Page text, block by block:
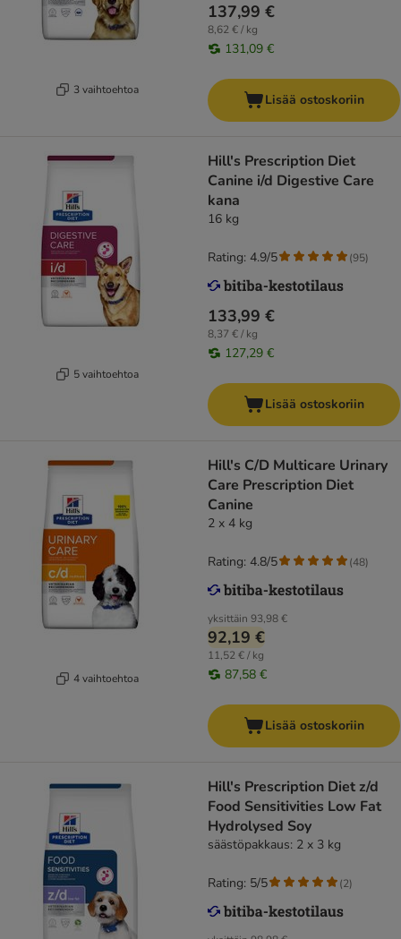
3 vaihtoehtoa
137,99 €
8,62 € / kg
131,09 €
Lisää ostoskoriin
5 vaihtoehtoa
Hill's Prescription Diet
Canine i/d Digestive Care
kana
16 kg
133,99 €
8,37 € / kg
127,29 €
Rating: 4.9/5 (95)
Lisää ostoskoriin
4 vaihtoehtoa
Hill's C/D Multicare Urinary
Care Prescription Diet
Canine
2 x 4 kg
yksittäin 93,98 €
92,19 €
11,52 € / kg
87,58 €
Rating: 4.8/5 (48)
Lisää ostoskoriin
Hill's Prescription Diet z/d
Food Sensitivities Low Fat
Hydrolysed Soy
säästöpakkaus: 2 x 3 kg
Rating: 5/5 (2)